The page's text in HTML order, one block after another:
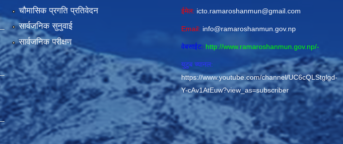
चौमासिक प्रगति प्रतिवेदन
सार्वजनिक सुनुवाई
सार्वजनिक परीक्षण
ईमेल: icto.ramaroshanmun@gmail.com
Email: info@ramaroshanmun.gov.np
वेबसाईट: http://www.ramaroshanmun.gov.np/-
युटुब च्यानल:
https://www.youtube.com/channel/UC6cQLStglgd-
Y-cAv1AtEuw?view_as=subscriber